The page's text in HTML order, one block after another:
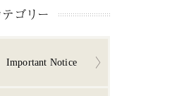
テゴリー
Important Notice